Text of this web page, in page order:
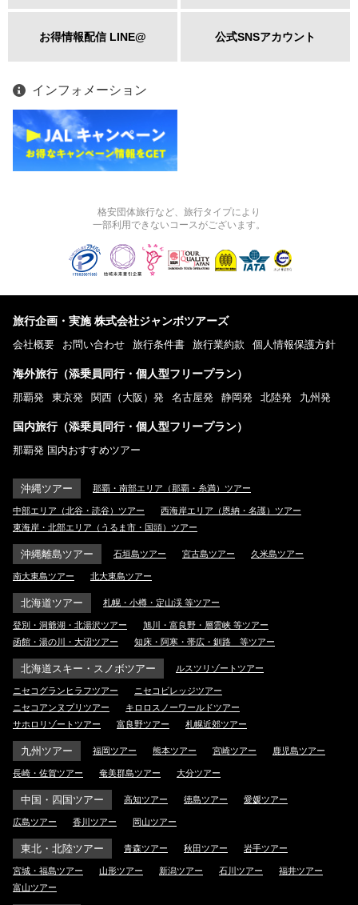
お得情報配信 LINE@ 公式SNSアカウント
インフォメーション
格安団体旅行など、旅行タイプにより
一部利用できないコースがございます。
旅行企画・実施 株式会社ジャンボツアーズ
会社概要 お問い合わせ 旅行条件書 旅行業約款 個人情報保護方針
海外旅行（添乗員同行・個人型フリープラン）
那覇発 東京発 関西（大阪）発 名古屋発 静岡発 北陸発 九州発
国内旅行（添乗員同行・個人型フリープラン）
那覇発 国内おすすめツアー
沖縄ツアー 那覇・南部エリア（那覇・糸満）ツアー
中部エリア（北谷・読谷）ツアー
西海岸エリア（恩納・名護）ツアー
東海岸・北部エリア（うるま市・国頭）ツアー
沖縄離島ツアー 石垣島ツアー 宮古島ツアー 久米島ツアー
南大東島ツアー 北大東島ツアー
北海道ツアー 札幌・小樽・定山渓 等ツアー
登別・洞爺湖・北湯沢ツアー
旭川・富良野・層雲峡 等ツアー
函館・湯の川・大沼ツアー
知床・阿寒・帯広・釧路 等ツアー
北海道スキー・スノボツアー ルスツリゾートツアー
ニセコグランヒラフツアー
ニセコビレッジツアー
ニセコアンヌプリツアー
キロロスノーワールドツアー
サホロリゾートツアー
富良野ツアー 札幌近郊ツアー
九州ツアー 福岡ツアー 熊本ツアー 宮崎ツアー 鹿児島ツアー
長崎・佐賀ツアー 奄美群島ツアー 大分ツアー
中国・四国ツアー 高知ツアー 徳島ツアー 愛媛ツアー
広島ツアー 香川ツアー 岡山ツアー
東北・北陸ツアー 青森ツアー 秋田ツアー 岩手ツアー
宮城・福島ツアー 山形ツアー 新潟ツアー 石川ツアー
福井ツアー
富山ツアー